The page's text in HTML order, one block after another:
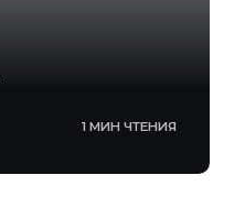
1 МИН ЧТЕНИЯ